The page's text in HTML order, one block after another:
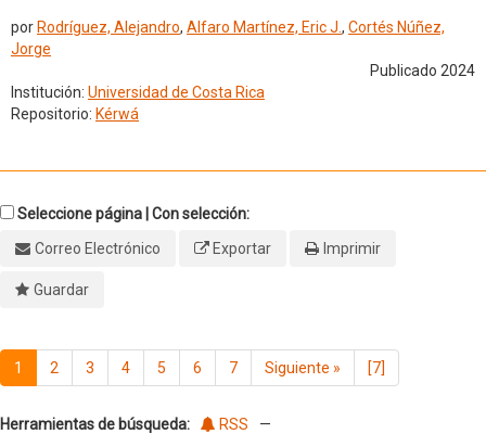
por Rodríguez, Alejandro, Alfaro Martínez, Eric J., Cortés Núñez,
Jorge
Publicado 2024
Institución: Universidad de Costa Rica
Repositorio: Kérwá
Seleccione página | Con selección:
Correo Electrónico
Exportar Imprimir
Guardar
1 2 3 4 5 6 7 Siguiente » [7]
Herramientas de búsqueda: RSS
—